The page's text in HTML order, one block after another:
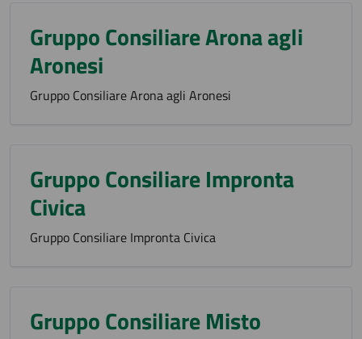
Gruppo Consiliare Arona agli
Aronesi
Gruppo Consiliare Arona agli Aronesi
Gruppo Consiliare Impronta
Civica
Gruppo Consiliare Impronta Civica
Gruppo Consiliare Misto